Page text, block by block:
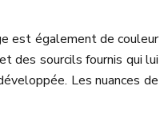
est également de couleur
des sourcils fournis qui lui
Les nuances de